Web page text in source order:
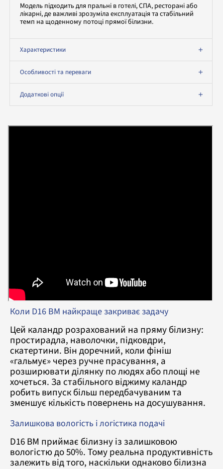
Модель підходить для пральні в готелі, СПА, ресторані або
лікарні, де важливі зрозуміла експлуатація та стабільний
темп на щоденному потоці прямої білизни.
Характеристики
Особливості та переваги
Додаткові опції
Коли D16 BM найкраще закриває задачу
Цей каландр розрахований на пряму білизну:
простирадла, наволочки, підковдри,
скатертини. Він доречний, коли фініш
«гальмує» через ручне прасування, а
розширювати ділянку по людях або площі не
хочеться. За стабільного віджиму каландр
робить випуск більш передбачуваним та
зменшує кількість повернень на досушування.
Залишкова вологість і логістика подачі
D16 BM приймає білизну із залишковою
вологістю до 50%. Тому реальна продуктивність
залежить від того, наскільки однаково білизна